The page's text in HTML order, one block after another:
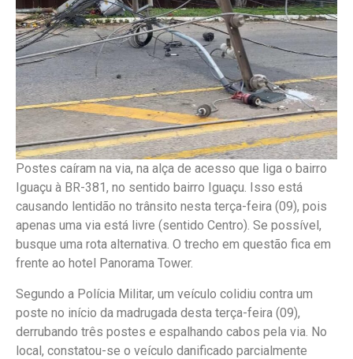
Postes caíram na via, na alça de acesso que liga o bairro
Iguaçu à BR-381, no sentido bairro Iguaçu. Isso está
causando lentidão no trânsito nesta terça-feira (09), pois
apenas uma via está livre (sentido Centro). Se possível,
busque uma rota alternativa. O trecho em questão fica em
frente ao hotel Panorama Tower.
Segundo a Polícia Militar, um veículo colidiu contra um
poste no início da madrugada desta terça-feira (09),
derrubando três postes e espalhando cabos pela via. No
local, constatou-se o veículo danificado parcialmente